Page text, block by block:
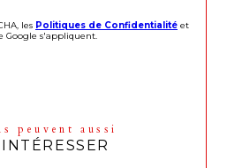
les Politiques de Confidentialité et
Google s'appliquent.
peuvent aussi